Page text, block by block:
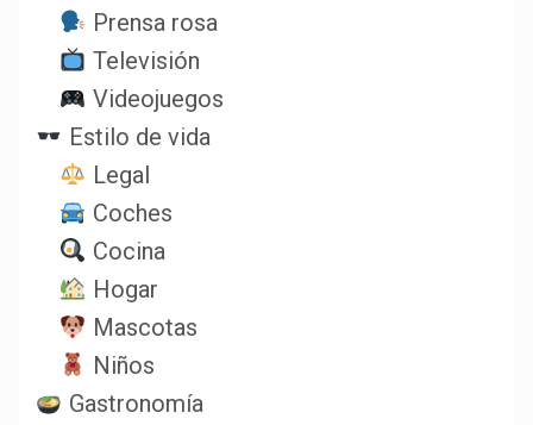
Prensa rosa
Televisión
Videojuegos
Estilo de vida
Legal
Coches
Cocina
Hogar
Mascotas
Niños
Gastronomía